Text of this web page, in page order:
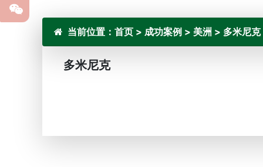
当前位置： 首页 > 成功案例 > 美洲 > 多米尼克
多米尼克